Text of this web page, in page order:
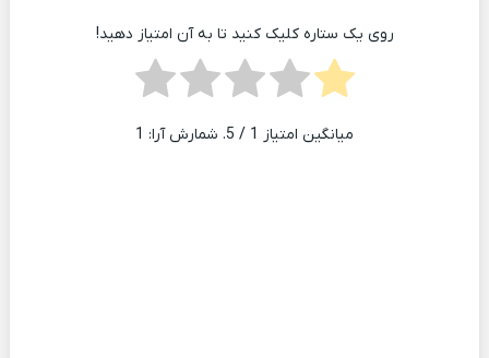
روی یک ستاره کلیک کنید تا به آن امتیاز دهید!
میانگین امتیاز 1 / 5. شمارش آرا: 1